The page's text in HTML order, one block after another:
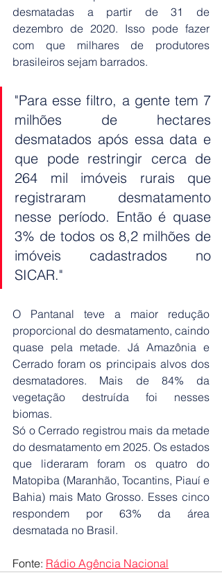
desmatadas a partir de 31 de
dezembro de 2020. Isso pode fazer
com que milhares de produtores
brasileiros sejam barrados.
"Para esse filtro, a gente tem 7
milhões de hectares
desmatados após essa data e
que pode restringir cerca de
264 mil imóveis rurais que
registraram desmatamento
nesse período. Então é quase
3% de todos os 8,2 milhões de
imóveis cadastrados no
SICAR."
O Pantanal teve a maior redução
proporcional do desmatamento, caindo
quase pela metade. Já Amazônia e
Cerrado foram os principais alvos dos
desmatadores. Mais de 84% da
vegetação destruída foi nesses
biomas.
Só o Cerrado registrou mais da metade
do desmatamento em 2025. Os estados
que lideraram foram os quatro do
Matopiba (Maranhão, Tocantins, Piauí e
Bahia) mais Mato Grosso. Esses cinco
respondem por 63% da área
desmatada no Brasil.
Fonte: Rádio Agência Nacional